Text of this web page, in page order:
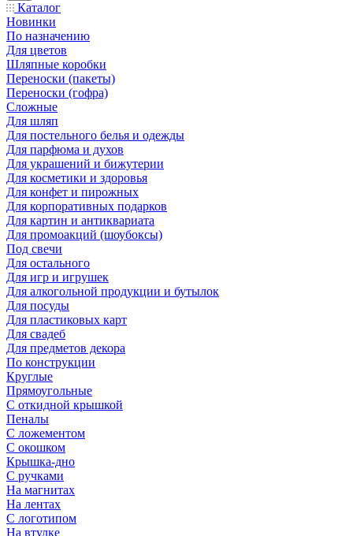
Каталог
Новинки
По назначению
Для цветов
Шляпные коробки
Переноски (пакеты)
Переноски (гофра)
Сложные
Для шляп
Для постельного белья и одежды
Для парфюма и духов
Для украшений и бижутерии
Для косметики и здоровья
Для конфет и пирожных
Для корпоративных подарков
Для картин и антиквариата
Для промоакций (шоубоксы)
Под свечи
Для остального
Для игр и игрушек
Для алкогольной продукции и бутылок
Для посуды
Для пластиковых карт
Для свадеб
Для предметов декора
По конструкции
Круглые
Прямоугольные
С откидной крышкой
Пеналы
С ложементом
С окошком
Крышка-дно
С ручками
На магнитах
На лентах
С логотипом
На втулке